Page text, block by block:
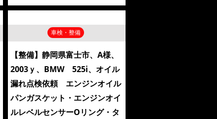
車検・整備
【整備】静岡県富士市、A様、
2003ｙ、BMW 525i、オイル
漏れ点検依頼 エンジンオイル
パンガスケット・エンジンオイ
ルレベルセンサーOリング・タ